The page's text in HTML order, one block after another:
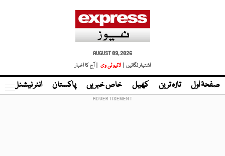
AUGUST 09, 2026
اشتہار لگائیں |
لائیو ٹی وی | آج کا اخبار
صفحۂ اول تازہ ترین کھیل خاص خبریں پاکستان انٹر نیشنل